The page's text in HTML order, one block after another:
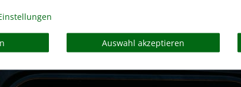
Auswahl akzeptieren